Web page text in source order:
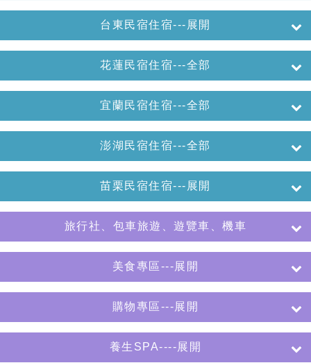
台東民宿住宿---展開
花蓮民宿住宿---全部
宜蘭民宿住宿---全部
澎湖民宿住宿---全部
苗栗民宿住宿---展開
旅行社、包車旅遊、遊覽車、機車
美食專區---展開
購物專區---展開
養生SPA----展開